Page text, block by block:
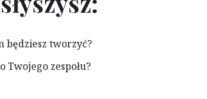
tworzyć?
zespołu?